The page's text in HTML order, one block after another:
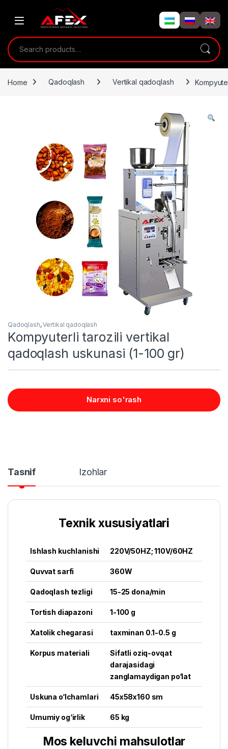
Search for:
Home Qadoqlash Vertikal qadoqlash
Qadoqlash,Vertikal qadoqlash
Kompyuterli tarozili vertikal
qadoqlash uskunasi (1-100 gr)
Narxni so'rash
Tasnif Izohlar
Texnik xususiyatlari
Ishlash kuchlanishi 220V/50HZ; 110V/60HZ
Quvvat sarfi 360W
Qadoqlash tezligi 15-25 dona/min
Tortish diapazoni 1-100 g
Xatolik chegarasi taxminan 0.1-0.5 g
Korpus materiali
Sifatli oziq-ovqat
darajasidagi
zanglamaydigan po‘lat
Uskuna o‘lchamlari 45x58x160 sm
Umumiy og‘irlik 65 kg
Mos keluvchi mahsulotlar